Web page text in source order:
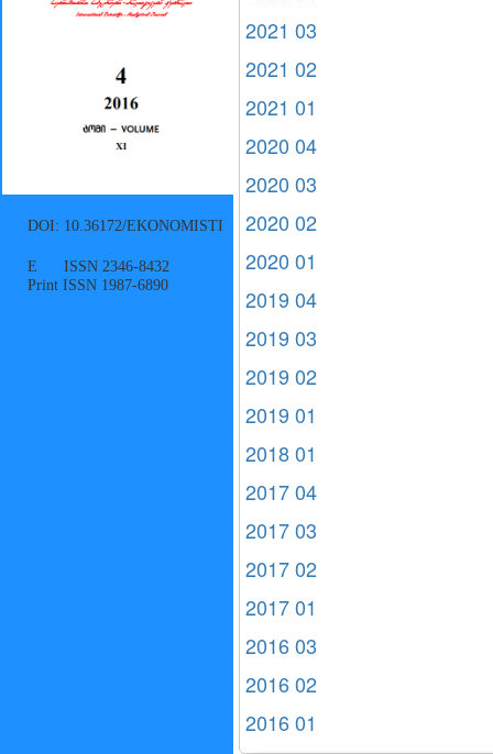
DOI: 10.36172/EKONOMISTI
E ISSN 2346-8432
Print ISSN 1987-6890
2021 03
2021 02
2021 01
2020 04
2020 03
2020 02
2020 01
2019 04
2019 03
2019 02
2019 01
2018 01
2017 04
2017 03
2017 02
2017 01
2016 03
2016 02
2016 01